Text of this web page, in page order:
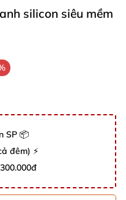
silicon siêu mềm
SP 📦
đêm) ⚡